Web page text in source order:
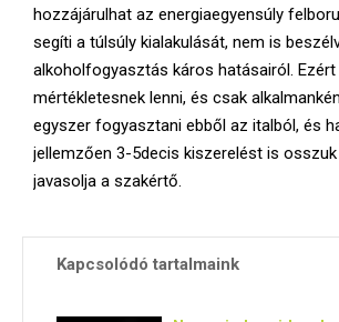
hozzájárulhat az energiaegyensúly
segíti a túlsúly kialakulását, nem is
alkoholfogyasztás káros hatásairól. Ezért
mértékletesnek lenni, és csak
egyszer fogyasztani ebből az italból, és
jellemzően 3-5decis kiszerelést is osszuk
javasolja a szakértő.
Kapcsolódó tartalmaink